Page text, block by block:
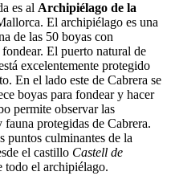
es al Archipiélago de la
El archipiélago es una
de las 50 boyas con
El puerto natural de
excelentemente protegido
En el lado este de Cabrera se
boyas para fondear y hacer
permite observar las
protegidas de Cabrera.
puntos culminantes de la
el castillo Castell de
todo el archipiélago.